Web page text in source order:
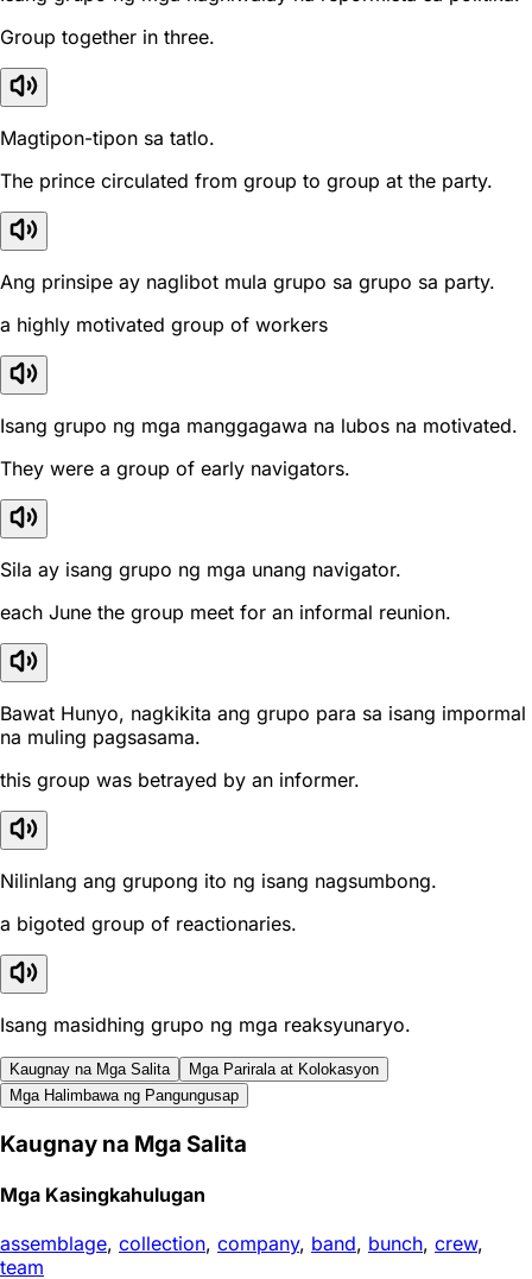
Group together in three.
Magtipon-tipon sa tatlo.
The prince circulated from group to group at the party.
Ang prinsipe ay naglibot mula grupo sa grupo sa party.
a highly motivated group of workers
Isang grupo ng mga manggagawa na lubos na motivated.
They were a group of early navigators.
Sila ay isang grupo ng mga unang navigator.
each June the group meet for an informal reunion.
Bawat Hunyo, nagkikita ang grupo para sa isang impormal
na muling pagsasama.
this group was betrayed by an informer.
Nilinlang ang grupong ito ng isang nagsumbong.
a bigoted group of reactionaries.
Isang masidhing grupo ng mga reaksyunaryo.
Kaugnay na Mga Salita
Mga Parirala at Kolokasyon
Mga Halimbawa ng Pangungusap
Kaugnay na Mga Salita
Mga Kasingkahulugan
assemblage, collection, company, band, bunch, crew,
team